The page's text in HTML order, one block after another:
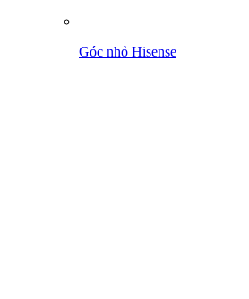
Góc nhỏ Hisense